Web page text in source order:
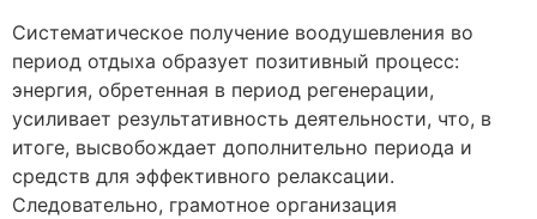
Систематическое получение воодушевления во
период отдыха образует позитивный процесс:
энергия, обретенная в период регенерации,
усиливает результативность деятельности, что, в
итоге, высвобождает дополнительно периода и
средств для эффективного релаксации.
Следовательно, грамотное организация